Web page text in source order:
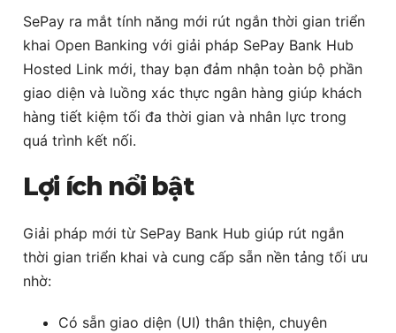
SePay ra mắt tính năng mới rút ngắn thời gian triển
khai Open Banking với giải pháp SePay Bank Hub
Hosted Link mới, thay bạn đảm nhận toàn bộ phần
giao diện và luồng xác thực ngân hàng giúp khách
hàng tiết kiệm tối đa thời gian và nhân lực trong
quá trình kết nối.
Lợi ích nổi bật
Giải pháp mới từ SePay Bank Hub giúp rút ngắn
thời gian triển khai và cung cấp sẵn nền tảng tối ưu
nhờ:
Có sẵn giao diện (UI) thân thiện, chuyên